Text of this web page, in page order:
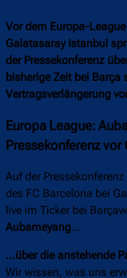
Vor dem Europa-
Galatasaray Istanbul
der Pressekonferenz
bisherige Zeit bei Barça
Vertragsverlängerung
Europa League:
Pressekonferenz
Auf der
des FC Barcelona bei
live im Ticker bei
Aubameyang…
…über die anstehende
Wir wissen, was uns